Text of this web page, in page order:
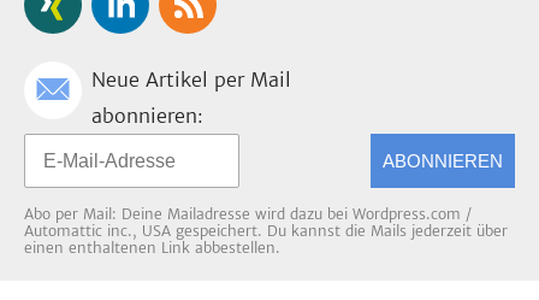
Neue Artikel per Mail
abonnieren:
ABONNIEREN
Abo per Mail: Deine Mailadresse wird dazu bei Wordpress.com /
Automattic inc., USA gespeichert. Du kannst die Mails jederzeit über
einen enthaltenen Link abbestellen.